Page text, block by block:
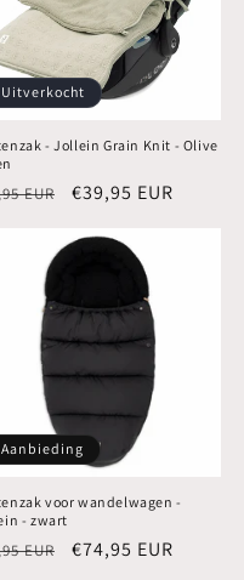
Uitverkocht
- Jollein Grain Knit - Olive
EUR Aanbiedingsprijs
€39,95 EUR
Aanbieding
voor wandelwagen -
- zwart
EUR Aanbiedingsprijs
€74,95 EUR